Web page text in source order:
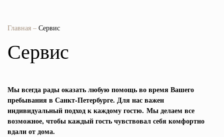
Главная – Сервис
Сервис
Мы всегда рады оказать любую помощь во время Вашего
пребывания в Санкт-Петербурге. Для нас важен
индивидуальный подход к каждому гостю. Мы делаем все
возможное, чтобы каждый гость чувствовал себя комфортно
вдали от дома.